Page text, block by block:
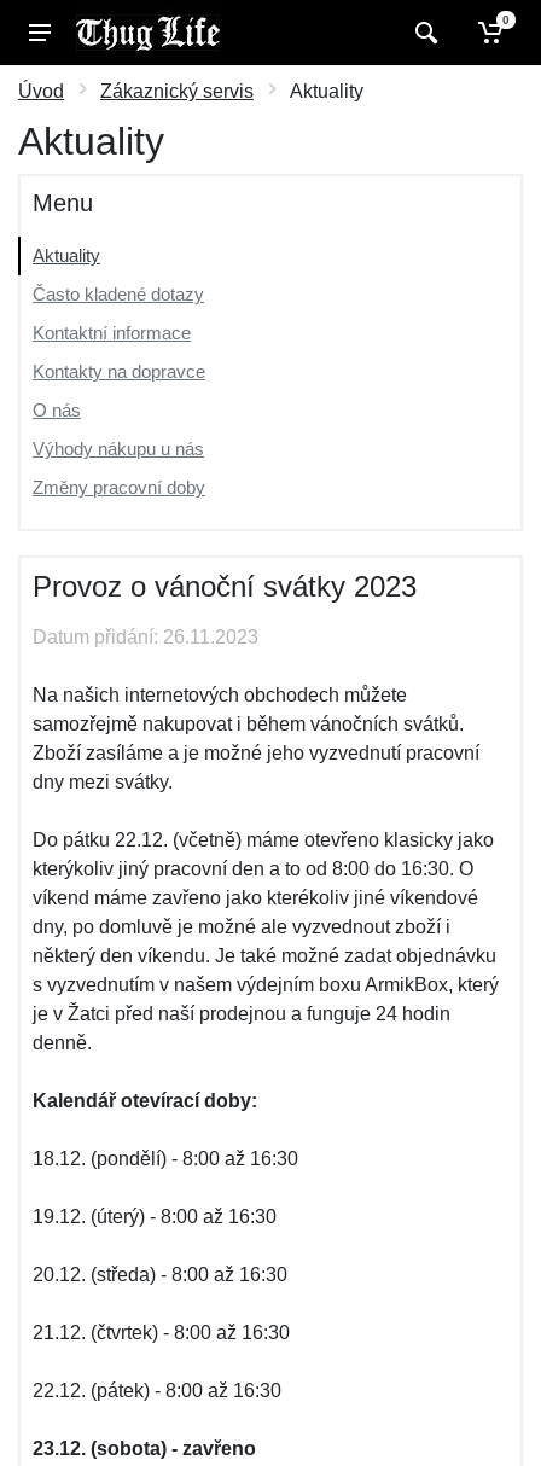
0
Úvod Zákaznický servis Aktuality
Aktuality
Menu
Aktuality
Často kladené dotazy
Kontaktní informace
Kontakty na dopravce
O nás
Výhody nákupu u nás
Změny pracovní doby
Provoz o vánoční svátky 2023
Datum přidání: 26.11.2023
Na našich internetových obchodech můžete
samozřejmě nakupovat i během vánočních svátků.
Zboží zasíláme a je možné jeho vyzvednutí pracovní
dny mezi svátky.
Do pátku 22.12. (včetně) máme otevřeno klasicky jako
kterýkoliv jiný pracovní den a to od 8:00 do 16:30. O
víkend máme zavřeno jako kterékoliv jiné víkendové
dny, po domluvě je možné ale vyzvednout zboží i
některý den víkendu. Je také možné zadat objednávku
s vyzvednutím v našem výdejním boxu ArmikBox, který
je v Žatci před naší prodejnou a funguje 24 hodin
denně.
Kalendář otevírací doby:
18.12. (pondělí) - 8:00 až 16:30
19.12. (úterý) - 8:00 až 16:30
20.12. (středa) - 8:00 až 16:30
21.12. (čtvrtek) - 8:00 až 16:30
22.12. (pátek) - 8:00 až 16:30
23.12. (sobota) - zavřeno